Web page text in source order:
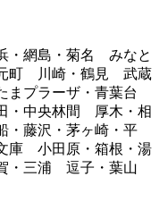
網島・菊名 みなと
町 川崎・鶴見 武蔵
まプラーザ・青葉台
・中央林間 厚木・相
藤沢・茅ヶ崎・平
庫 小田原・箱根・湯
三浦 逗子・葉山